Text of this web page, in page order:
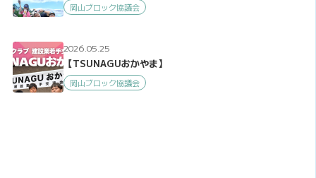
岡山ブロック協議会
2026.05.25
【TSUNAGUおかやま】
岡山ブロック協議会